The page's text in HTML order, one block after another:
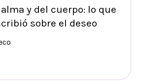
y del cuerpo: lo que
sobre el deseo